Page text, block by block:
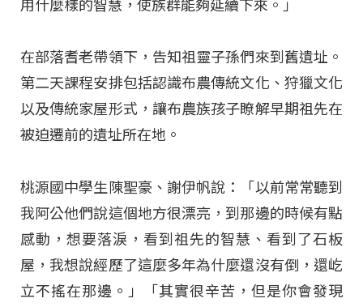
用什麼樣的智慧，使族群能夠延續下來。」
在部落耆老帶領下，告知祖靈子孫們來到舊遺址。
第二天課程安排包括認識布農傳統文化、狩獵文化
以及傳統家屋形式，讓布農族孩子瞭解早期祖先在
被迫遷前的遺址所在地。
桃源國中學生陳聖豪、謝伊帆說：「以前常常聽到
我阿公他們說這個地方很漂亮，到那邊的時候有點
感動，想要落淚，看到祖先的智慧、看到了石板
屋，我想說經歷了這麼多年為什麼還沒有倒，還屹
立不搖在那邊。」「其實很辛苦，但是你會發現